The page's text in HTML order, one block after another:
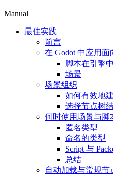
Manual
最佳实践
前言
在 Godot 中应用面
脚本在引擎
场景
场景组织
如何有效地
选择节点树
何时使用场景与脚
匿名类型
命名的类型
Script 与
总结
自动加载与常规节